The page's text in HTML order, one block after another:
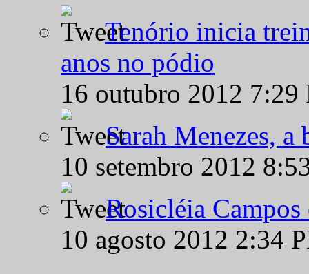
Tenório inicia
anos no pódio
16 outubro 2012
Sarah Menezes,
10 setembro 2012
Rosicléia
10 agosto 2012 2:34